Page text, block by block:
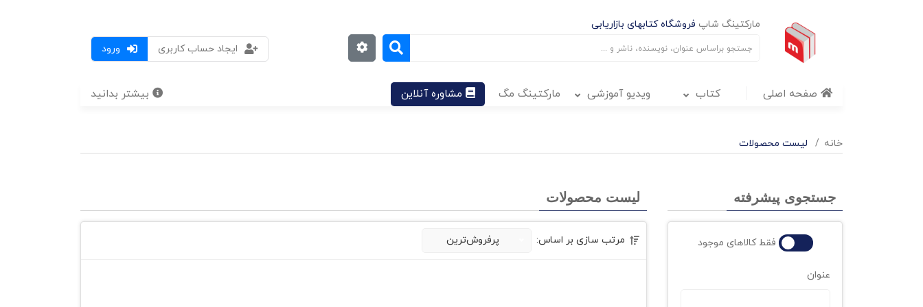
مارکتینگ شاپ فروشگاه کتابهای بازاریابی
ورود
ایجاد حساب کاربری
صفحه اصلی کتاب ویدیو آموزشی مارکتینگ مگ مشاوره آنلاین بیشتر بدانید
خانه لیست محصولات
جستجوی پیشرفته
فقط کالاهای موجود
عنوان
لیست محصولات
مرتب سازی بر اساس: پرفروش‌ترین